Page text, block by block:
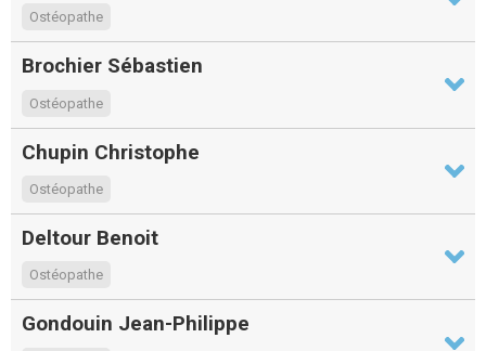
Ostéopathe
Brochier Sébastien
Ostéopathe
Chupin Christophe
Ostéopathe
Deltour Benoit
Ostéopathe
Gondouin Jean-Philippe